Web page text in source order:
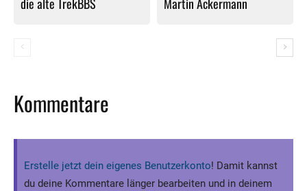
die alte TrekBBS Martin Ackermann
Kommentare
Erstelle jetzt dein eigenes Benutzerkonto! Damit kannst
du deine Kommentare länger bearbeiten und in deinem